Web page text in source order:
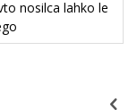
nosilca lahko le